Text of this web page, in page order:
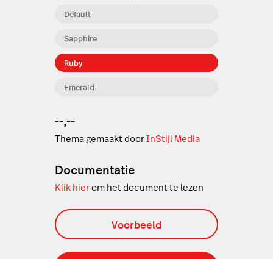
Sapphire
Ruby
Emerald
Default
--,--
Thema gemaakt doorInStijl Media
Documentatie
Klik hierom het document te lezen
Voorbeeld